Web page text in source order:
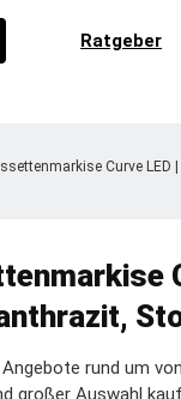
Ratgeber
Curve
rund um
großer Auswahl